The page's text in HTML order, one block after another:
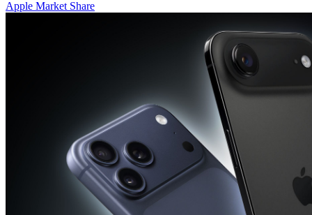
Apple Market Share